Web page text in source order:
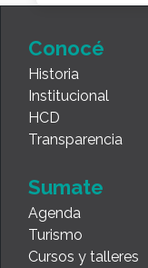
Conocé
Historia
Institucional
HCD
Transparencia
Sumate
Agenda
Turismo
Cursos y talleres